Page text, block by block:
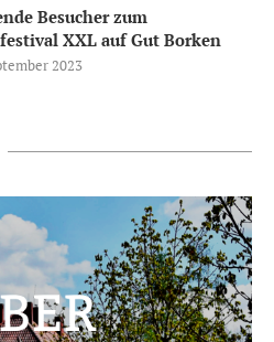
Besucher zum
XXL auf Gut Borken
2023